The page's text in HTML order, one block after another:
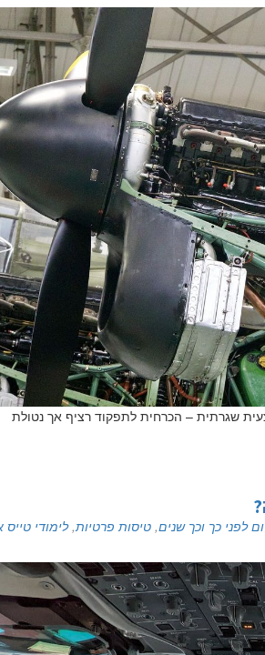
שגרתית – הכרחית לתפקוד רציף אך נטולת
לפני כך וכך שנים, טיסות פרטיות,לימודי טייס